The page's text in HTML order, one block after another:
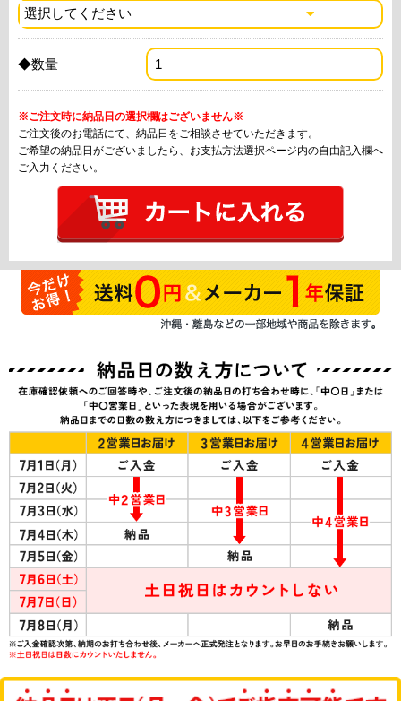
◆数量
※ご注文時に納品日の選択欄はございません※
ご注文後のお電話にて、納品日をご相談させていただきます。
ご希望の納品日がございましたら、お支払方法選択ページ内の自由記入欄へ
ご入力ください。